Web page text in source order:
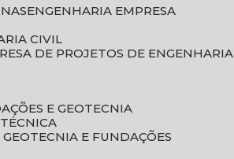
ENGENHARIA EMPRESA
CIVIL
DE PROJETOS DE ENGENHARIA
E GEOTECNIA
GEOTECNIA E FUNDAÇÕES